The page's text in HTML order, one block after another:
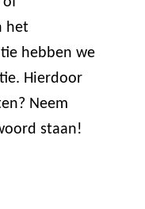
het
hebben we
Hierdoor
Neem
staan!